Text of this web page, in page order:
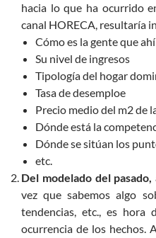
hacia lo que ha ocurrido
canal HORECA, resultaría
Cómo es la gente que
Su nivel de ingresos
Tipología del hogar
Tasa de desemploe
Precio medio del m2 de
Dónde está la
Dónde se sitúan los
etc.
Del modelado del
vez que sabemos algo
tendencias, etc., es hora
ocurrencia de los hechos.